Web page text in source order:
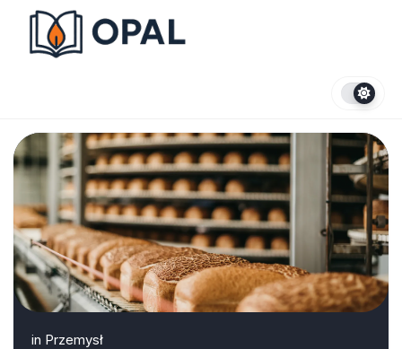
content
in Przemysł